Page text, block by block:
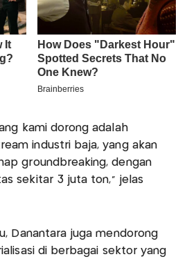
kami dorong adalah
industri baja, yang akan
groundbreaking, dengan
sekitar 3 juta ton," jelas
Danantara juga mendorong
di berbagai sektor yang